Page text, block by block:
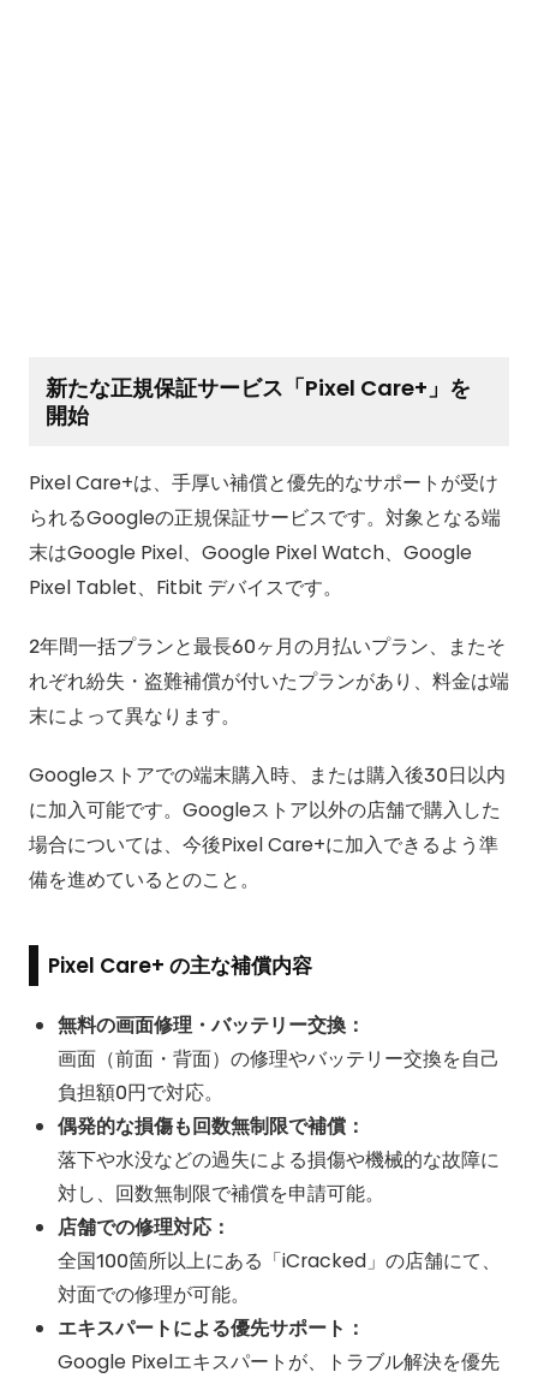
新たな正規保証サービス「Pixel Care+」を
開始
Pixel Care+は、手厚い補償と優先的なサポートが受け
られるGoogleの正規保証サービスです。対象となる端
末はGoogle Pixel、Google Pixel Watch、Google
Pixel Tablet、Fitbit デバイスです。
2年間一括プランと最長60ヶ月の月払いプラン、またそ
れぞれ紛失・盗難補償が付いたプランがあり、料金は端
末によって異なります。
Googleストアでの端末購入時、または購入後30日以内
に加入可能です。Googleストア以外の店舗で購入した
場合については、今後Pixel Care+に加入できるよう準
備を進めているとのこと。
Pixel Care+ の主な補償内容
無料の画面修理・バッテリー交換：
画面（前面・背面）の修理やバッテリー交換を自己
負担額0円で対応。
偶発的な損傷も回数無制限で補償：
落下や水没などの過失による損傷や機械的な故障に
対し、回数無制限で補償を申請可能。
店舗での修理対応：
全国100箇所以上にある「iCracked」の店舗にて、
対面での修理が可能。
エキスパートによる優先サポート：
Google Pixelエキスパートが、トラブル解決を優先